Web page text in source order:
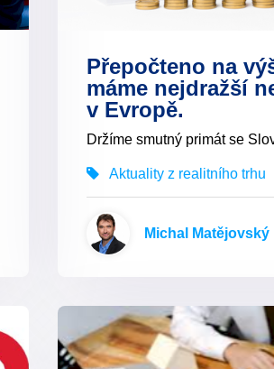
Přepočteno na
máme nejdražší
v Evropě.
Držíme smutný primát se
Aktuality z realitního trhu
Michal Matějovský